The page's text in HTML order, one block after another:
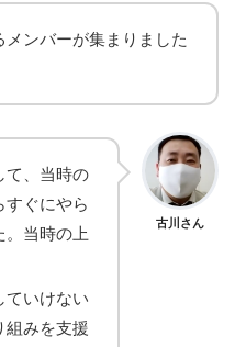
メンバーが集まりました
古川さん
て、当時の
すぐにやら
。当時の上
ていけない
組みを支援